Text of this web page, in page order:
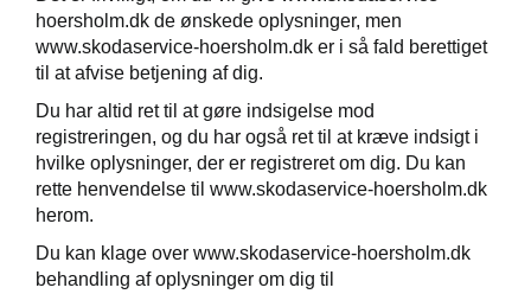
hoersholm.dk de ønskede oplysninger, men
www.skodaservice-hoersholm.dk er i så fald berettiget
til at afvise betjening af dig.
Du har altid ret til at gøre indsigelse mod
registreringen, og du har også ret til at kræve indsigt i
hvilke oplysninger, der er registreret om dig. Du kan
rette henvendelse til www.skodaservice-hoersholm.dk
herom.
Du kan klage over www.skodaservice-hoersholm.dk
behandling af oplysninger om dig til